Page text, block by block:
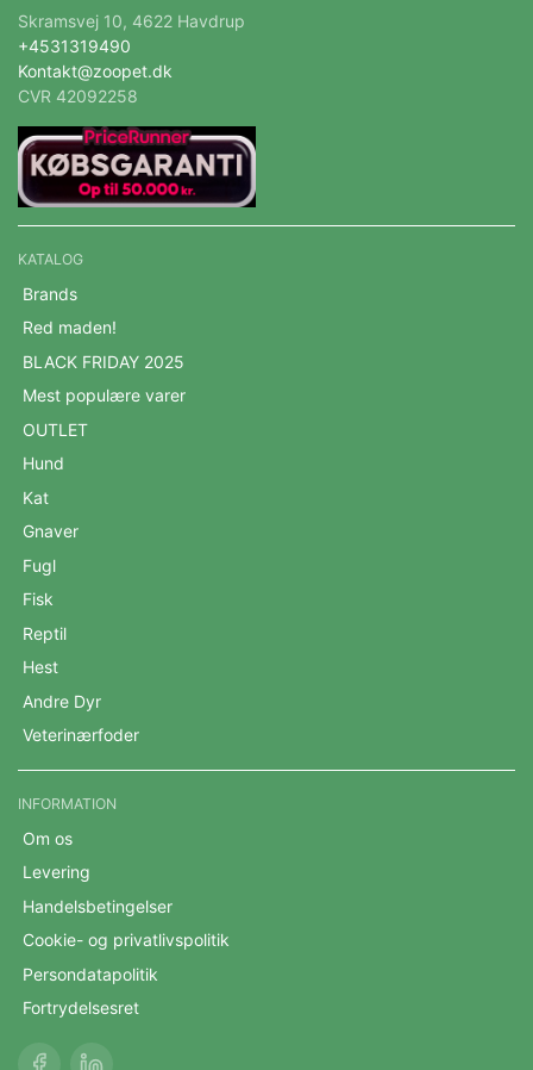
Skramsvej 10, 4622 Havdrup
+4531319490
Kontakt@zoopet.dk
CVR 42092258
KATALOG
Brands
Red maden!
BLACK FRIDAY 2025
Mest populære varer
OUTLET
Hund
Kat
Gnaver
Fugl
Fisk
Reptil
Hest
Andre Dyr
Veterinærfoder
INFORMATION
Om os
Levering
Handelsbetingelser
Cookie- og privatlivspolitik
Persondatapolitik
Fortrydelsesret